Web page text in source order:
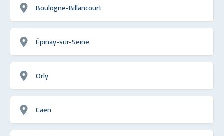
Boulogne-Billancourt
Épinay-sur-Seine
Orly
Caen